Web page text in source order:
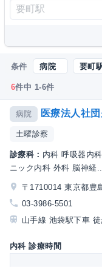
条件 病院 要町
6件中 1-6件
病院 医療法人社
土曜診察
診療科： 内科 呼吸器内
ニック内科 外科 脳神経...
〒1710014 東京都豊
03-3986-5501
山手線 池袋駅下車
内科 診療時間